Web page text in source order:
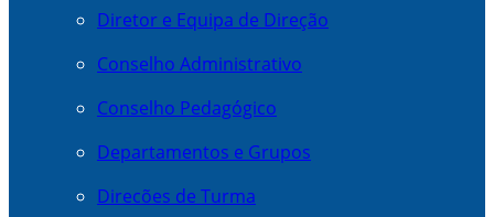
Diretor e Equipa de Direção
Conselho Administrativo
Conselho Pedagógico
Departamentos e Grupos
Direcões de Turma